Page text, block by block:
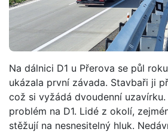
Na dálnici D1 u Přerova se půl
ukázala první závada. Stavbaři ji
což si vyžádá dvoudenní
problém na D1. Lidé z okolí,
stěžují na nesnesitelný hluk.